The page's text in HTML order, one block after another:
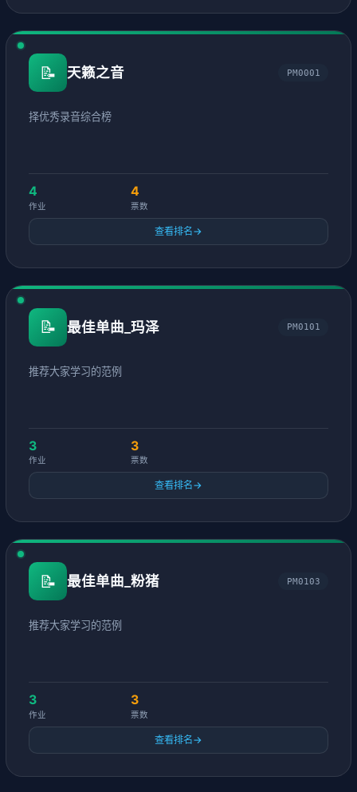
📝 天籁之音 PM0001
择优秀录音综合榜
4
作业
4
票数
查看排名→
📝 最佳单曲_玛泽 PM0101
推荐大家学习的范例
3
作业
3
票数
查看排名→
📝 最佳单曲_粉猪 PM0103
推荐大家学习的范例
3
作业
3
票数
查看排名→